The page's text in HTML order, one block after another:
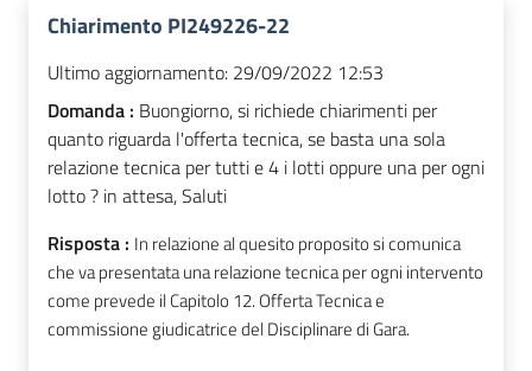
Chiarimento PI249226-22
Ultimo aggiornamento: 29/09/2022 12:53
Domanda : Buongiorno, si richiede chiarimenti per
quanto riguarda l'offerta tecnica, se basta una sola
relazione tecnica per tutti e 4 i lotti oppure una per ogni
lotto ? in attesa, Saluti
Risposta : In relazione al quesito proposito si comunica
che va presentata una relazione tecnica per ogni intervento
come prevede il Capitolo 12. Offerta Tecnica e
commissione giudicatrice del Disciplinare di Gara.